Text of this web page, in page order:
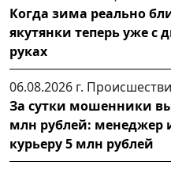
Когда зима реально
якутянки теперь уже
руках
06.08.2026 г.
За сутки мошенники
млн рублей: менеджер
курьеру 5 млн рублей